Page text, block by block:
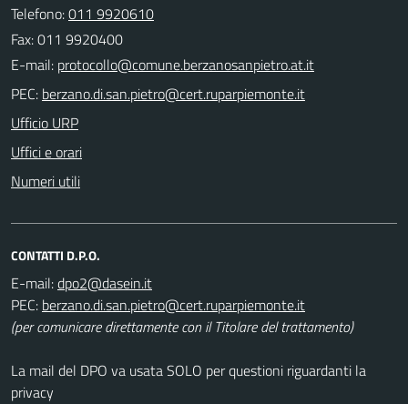
Telefono:011 9920610
Fax: 011 9920400
E-mail:
PEC:
Ufficio URP
Uffici e orari
Numeri utili
CONTATTI D.P.O.
E-mail:
PEC:
(per comunicare direttamente con il Titolare del trattamento)
La mail del DPO va usata SOLO per questioni riguardanti la
privacy